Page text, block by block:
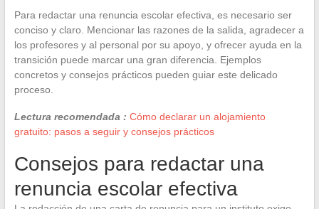
Para redactar una renuncia escolar efectiva, es necesario ser
conciso y claro. Mencionar las razones de la salida, agradecer a
los profesores y al personal por su apoyo, y ofrecer ayuda en la
transición puede marcar una gran diferencia. Ejemplos
concretos y consejos prácticos pueden guiar este delicado
proceso.
Lectura recomendada : Cómo declarar un alojamiento
gratuito: pasos a seguir y consejos prácticos
Consejos para redactar una
renuncia escolar efectiva